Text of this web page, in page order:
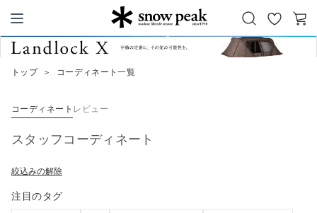
Snow Peak
お
気
カ
トップ ＞ コーディネート一覧
コーディネート レビュー
スタッフコーディネート
絞込みの解除
注目のタグ